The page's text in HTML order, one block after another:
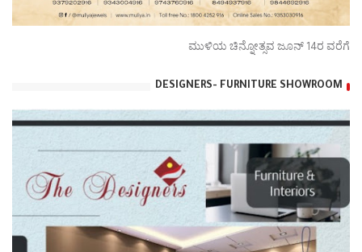
ಮುಳಿಯ ಚಿನ್ನೋತ್ಸವ ಜೂನ್ 14ರ ವರೆಗೆ
DESIGNERS- FURNITURE SHOWROOM